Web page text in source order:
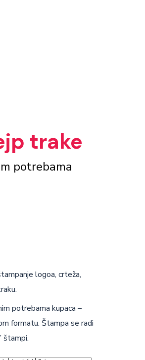
trake
potrebama
logoa, crteža,
potrebama kupaca –
formatu. Štampa se radi
štampi.